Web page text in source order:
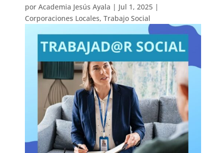
porAcademia Jesús Ayala | Jul 1, 2025 |
Corporaciones Locales,Trabajo Social